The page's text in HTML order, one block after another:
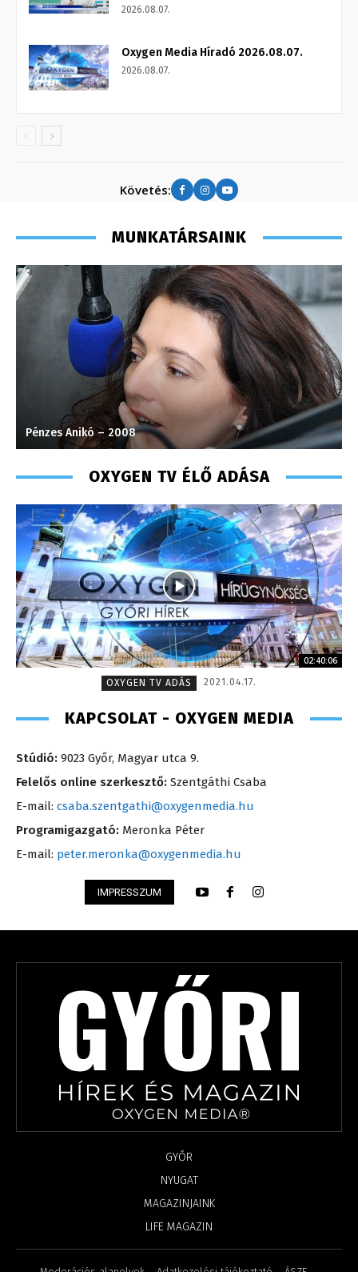
2026.08.07.
Oxygen Media Híradó 2026.08.07.
2026.08.07.
Követés:
MUNKATÁRSAINK
Pénzes Anikó – 2008
OXYGEN TV ÉLŐ ADÁSA
02:40:06
OXYGEN TV ADÁS
2021.04.17.
KAPCSOLAT - OXYGEN MEDIA
Stúdió: 9023 Győr, Magyar utca 9.
Felelős online szerkesztő: Szentgáthi Csaba
E-mail: csaba.szentgathi@oxygenmedia.hu
Programigazgató: Meronka Péter
E-mail: peter.meronka@oxygenmedia.hu
IMPRESSZUM
GYŐR
NYUGAT
MAGAZINJAINK
LIFE MAGAZIN